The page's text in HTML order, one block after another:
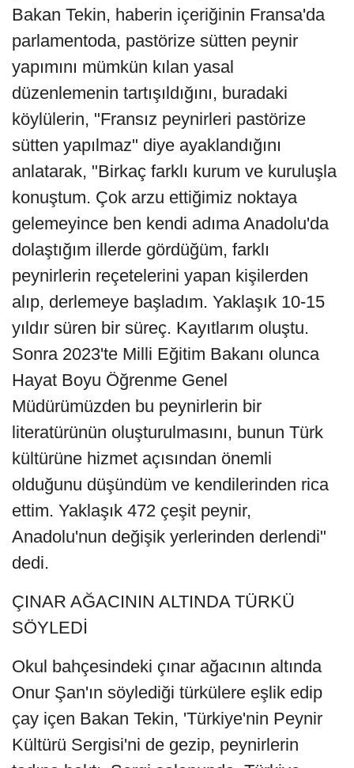
Bakan Tekin, haberin içeriğinin Fransa'da
parlamentoda, pastörize sütten peynir
yapımını mümkün kılan yasal
düzenlemenin tartışıldığını, buradaki
köylülerin, "Fransız peynirleri pastörize
sütten yapılmaz" diye ayaklandığını
anlatarak, "Birkaç farklı kurum ve kuruluşla
konuştum. Çok arzu ettiğimiz noktaya
gelemeyince ben kendi adıma Anadolu'da
dolaştığım illerde gördüğüm, farklı
peynirlerin reçetelerini yapan kişilerden
alıp, derlemeye başladım. Yaklaşık 10-15
yıldır süren bir süreç. Kayıtlarım oluştu.
Sonra 2023'te Milli Eğitim Bakanı olunca
Hayat Boyu Öğrenme Genel
Müdürümüzden bu peynirlerin bir
literatürünün oluşturulmasını, bunun Türk
kültürüne hizmet açısından önemli
olduğunu düşündüm ve kendilerinden rica
ettim. Yaklaşık 472 çeşit peynir,
Anadolu'nun değişik yerlerinden derlendi"
dedi.
ÇINAR AĞACININ ALTINDA TÜRKÜ
SÖYLEDİ
Okul bahçesindeki çınar ağacının altında
Onur Şan'ın söylediği türkülere eşlik edip
çay içen Bakan Tekin, 'Türkiye'nin Peynir
Kültürü Sergisi'ni de gezip, peynirlerin